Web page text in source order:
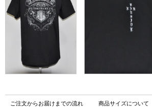
ご注文からお届けまでの流れ
商品サイズについて